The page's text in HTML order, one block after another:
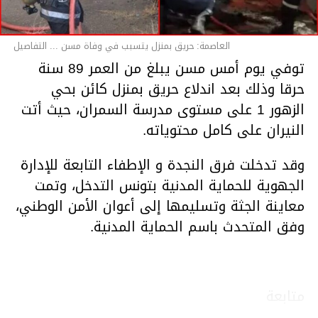
العاصمة: حريق بمنزل يتسبب في وفاة مسن ... التفاصيل
توفي يوم أمس مسن يبلغ من العمر 89 سنة
حرقا وذلك بعد اندلاع حريق بمنزل كائن بحي
الزهور 1 على مستوى مدرسة السمران، حيث أتت
النيران على كامل محتوياته.
وقد تدخلت فرق النجدة و الإطفاء التابعة للإدارة
الجهوية للحماية المدنية بتونس التدخل، وتمت
معاينة الجثة وتسليمها إلى أعوان الأمن الوطني،
وفق المتحدث باسم الحماية المدنية.